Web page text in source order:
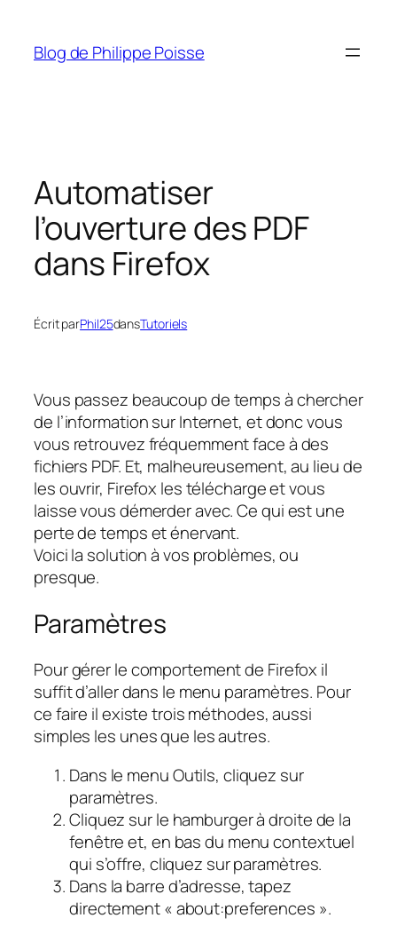
contenu
Blog de Philippe Poisse
Automatiser
l’ouverture des PDF
dans Firefox
Écrit parPhil25dansTutoriels
Vous passez beaucoup de temps à chercher
de l’information sur Internet, et donc vous
vous retrouvez fréquemment face à des
fichiers PDF. Et, malheureusement, au lieu de
les ouvrir, Firefox les télécharge et vous
laisse vous démerder avec. Ce qui est une
perte de temps et énervant.
Voici la solution à vos problèmes, ou
presque.
Paramètres
Pour gérer le comportement de Firefox il
suffit d’aller dans le menu paramètres. Pour
ce faire il existe trois méthodes, aussi
simples les unes que les autres.
Dans le menu Outils, cliquez sur
paramètres.
Cliquez sur le hamburger à droite de la
fenêtre et, en bas du menu contextuel
qui s’offre, cliquez sur paramètres.
Dans la barre d’adresse, tapez
directement « about:preferences ».